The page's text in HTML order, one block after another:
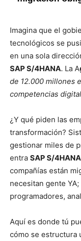
Imagina que el
tecnológicos se
en una sola
SAP S/4HANA. La A
de 12.000 millones
competencias
¿Y qué piden las
transformación?
gestionar miles de
entra SAP S/4HANA
compañías están
necesitan gente
programadores,
Aquí es donde tú
cómo se estructura